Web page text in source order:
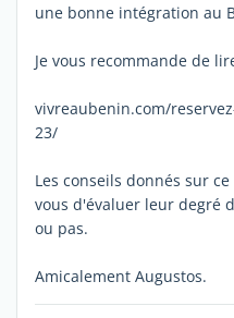
une bonne intégration au
Je vous recommande de
vivreaubenin.com/
23/
Les conseils donnés sur
vous d'évaluer leur degré
ou pas.
Amicalement Augustos.